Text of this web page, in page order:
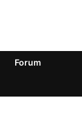
Forum